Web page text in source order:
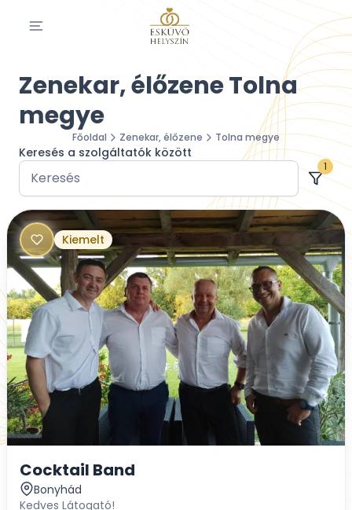
Zenekar, élőzene Tolna
megye
Főoldal Zenekar, élőzene Tolna megye
Keresés a szolgáltatók között
1
Cocktail Band
Bonyhád
Kedves Látogató!
Kiemelt